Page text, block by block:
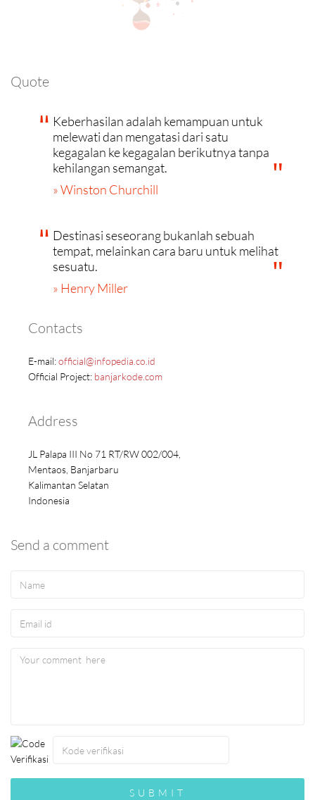
Quote
Keberhasilan adalah kemampuan untuk
melewati dan mengatasi dari satu
kegagalan ke kegagalan berikutnya tanpa
kehilangan semangat.
» Winston Churchill
Destinasi seseorang bukanlah sebuah
tempat, melainkan cara baru untuk melihat
sesuatu.
» Henry Miller
Contacts
E-mail:official@infopedia.co.id
Official Project: banjarkode.com
Address
JL Palapa III No 71 RT/RW 002/004,
Mentaos, Banjarbaru
Kalimantan Selatan
Indonesia
Send a comment